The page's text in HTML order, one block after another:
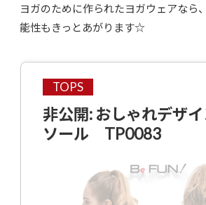
ヨガのために作られたヨガウェアなら
能性もきっとあがります☆
TOPS
非公開: おしゃれデザ
ソール TP0083